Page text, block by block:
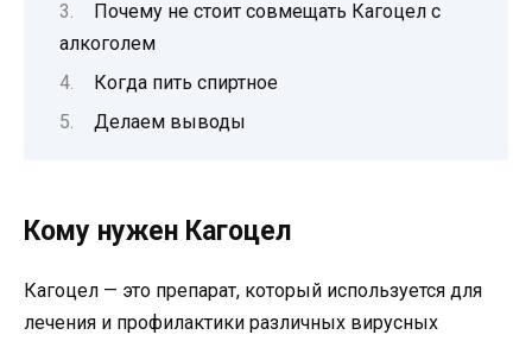
Почему не стоит совмещать Кагоцел с
алкоголем
Когда пить спиртное
Делаем выводы
Кому нужен Кагоцел
Кагоцел — это препарат, который используется для
лечения и профилактики различных вирусных